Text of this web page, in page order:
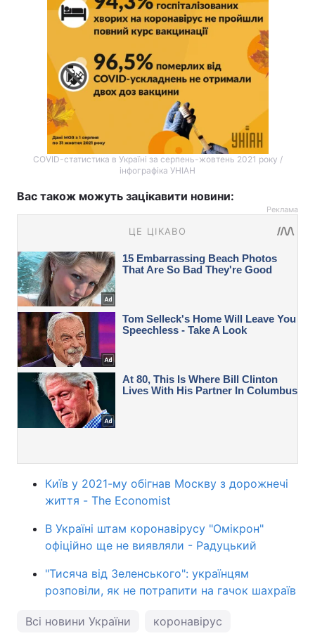
COVID-статистика в Україні за серпень-жовтень 2021 року /
інфографіка УНІАН
Вас також можуть зацікавити новини:
Реклама
Київ у 2021-му обігнав Москву з дорожнечі
життя - The Economist
В Україні штам коронавірусу "Омікрон"
офіційно ще не виявляли - Радуцький
"Тисяча від Зеленського": українцям
розповіли, як не потрапити на гачок шахраїв
Всі новини України коронавірус